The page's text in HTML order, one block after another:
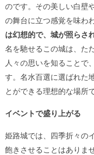
のです。その美しい白壁
の舞台に立つ感覚を味わ
は幻想的で、城が照らさ
名を馳せるこの城は、た
人々の思いを知ることで
す。名水百選に選ばれた
とができる理想的な場所で
イベントで盛り上がる
姫路城では、四季折々の
飽きさせることはありま